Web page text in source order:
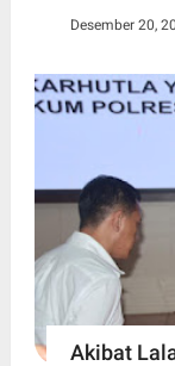
Desember 20,
Akibat